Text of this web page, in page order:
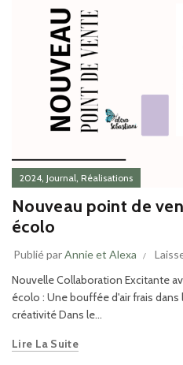
2024, Journal, Réalisations
Nouveau point de
écolo
Publié parAnnie et Alexa
Nouvelle Collaboration Excitante
écolo : Une bouffée d'air frais
créativité Dans le...
Lire La Suite